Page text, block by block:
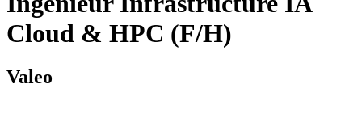
Cloud & HPC (F/H)
Valeo